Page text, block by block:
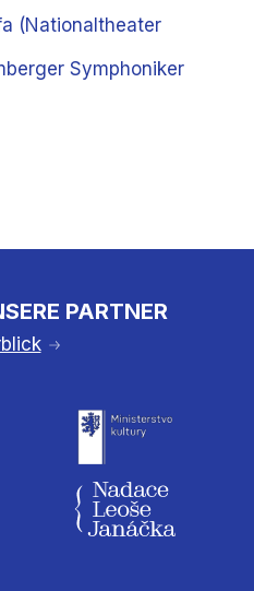
(Nationaltheater
Symphoniker
PARTNER